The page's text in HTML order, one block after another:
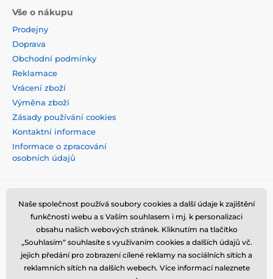
Vše o nákupu
Prodejny
Doprava
Obchodní podmínky
Reklamace
Vrácení zboží
Výměna zboží
Zásady používání cookies
Kontaktní informace
Informace o zpracování
osobních údajů
Naše společnost používá soubory cookies a další údaje k zajištění
funkčnosti webu a s Vaším souhlasem i mj. k personalizaci
obsahu našich webových stránek. Kliknutím na tlačítko
„Souhlasím“ souhlasíte s využívaním cookies a dalších údajů vč.
jejich předání pro zobrazení cílené reklamy na sociálních sítích a
reklamních sítích na dalších webech. Více informací naleznete